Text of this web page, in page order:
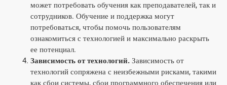
может потребовать обучения как преподавателей, так и
сотрудников. Обучение и поддержка могут
потребоваться, чтобы помочь пользователям
ознакомиться с технологией и максимально раскрыть
ее потенциал.
Зависимость от технологий. Зависимость от
технологий сопряжена с неизбежными рисками, такими
как сбои системы, сбои программного обеспечения или